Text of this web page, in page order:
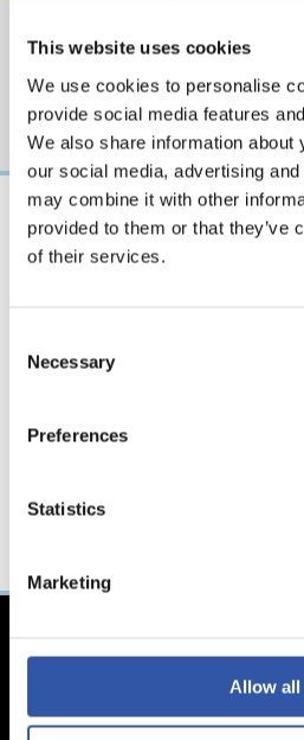
This website uses cookies
We use cookies to personalise
provide social media features
We also share information about
our social media, advertising
may combine it with other
provided to them or that they’ve
of their services.
Selection
Necessary
Preferences
Statistics
Marketing
Allow all
26/04/2024